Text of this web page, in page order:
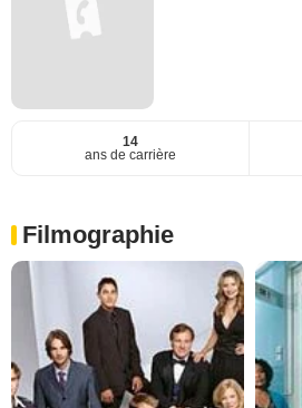
14
ans de carrière
Filmographie